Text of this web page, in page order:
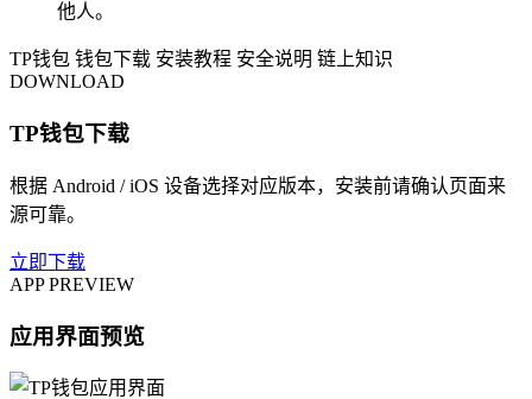
他人。
TP钱包 钱包下载 安装教程 安全说明 链上知识
DOWNLOAD
TP钱包下载
根据 Android / iOS 设备选择对应版本，安装前请确认页面来
源可靠。
立即下载
APP PREVIEW
应用界面预览